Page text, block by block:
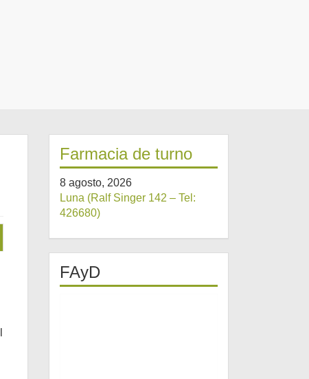
Farmacia de turno
8 agosto, 2026
Luna (Ralf Singer 142 – Tel:
426680)
FAyD